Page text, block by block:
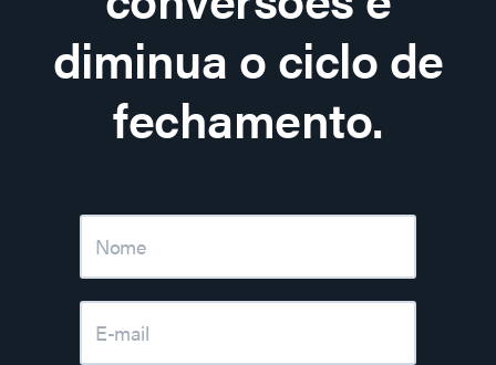
diminua o ciclo de
fechamento.